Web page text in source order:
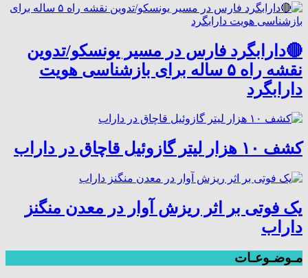
🔴دارابگرد فارس در مسیر یونسکو/تدوین
نقشه راه ۵ ساله برای بازشناسی هویت
دارابگرد
کشف ۱۰ هزار لیتر گازوئیل قاچاق در داراب
یک فوتی بر اثر ریزش آوار در معدن منگنز
داراب
مـوضـوعـات